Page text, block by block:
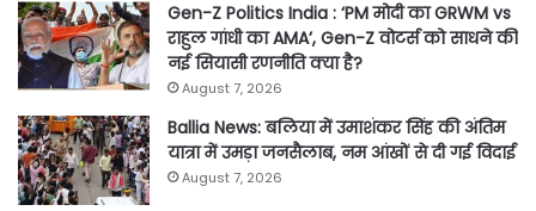
Gen-Z Politics India : ‘PM मोदी का GRWM vs
राहुल गांधी का AMA’, Gen-Z वोटर्स को साधने की
नई सियासी रणनीति क्या है?
August 7, 2026
Ballia News: बलिया में उमाशंकर सिंह की अंतिम
यात्रा में उमड़ा जनसैलाब, नम आंखों से दी गई विदाई
August 7, 2026